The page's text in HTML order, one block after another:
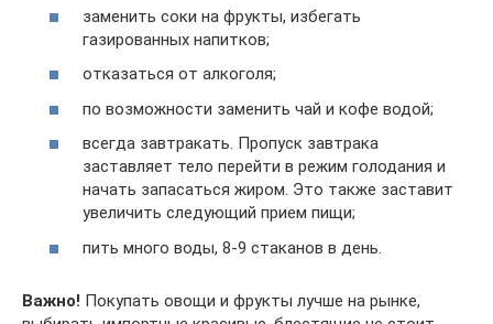
заменить соки на фрукты, избегать
газированных напитков;
отказаться от алкоголя;
по возможности заменить чай и кофе водой;
всегда завтракать. Пропуск завтрака
заставляет тело перейти в режим голодания и
начать запасаться жиром. Это также заставит
увеличить следующий прием пищи;
пить много воды, 8-9 стаканов в день.
Важно! Покупать овощи и фрукты лучше на рынке,